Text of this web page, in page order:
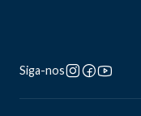
Siga-nos